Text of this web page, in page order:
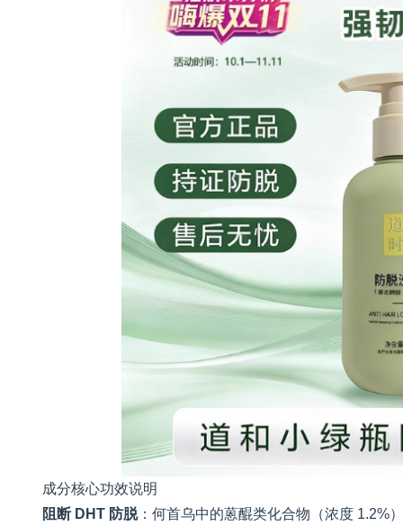
成分核心功效说明
阻断 DHT 防脱：何首乌中的蒽醌类化合物（浓度 1.2%